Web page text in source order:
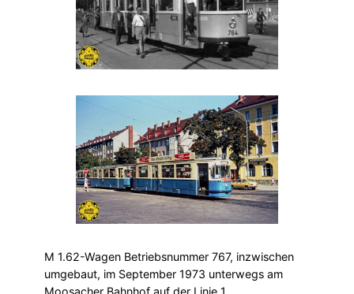
M 1.62-Wagen Betriebsnummer 767, inzwischen
umgebaut, im September 1973 unterwegs am
Moosacher Bahnhof auf der Linie 1.